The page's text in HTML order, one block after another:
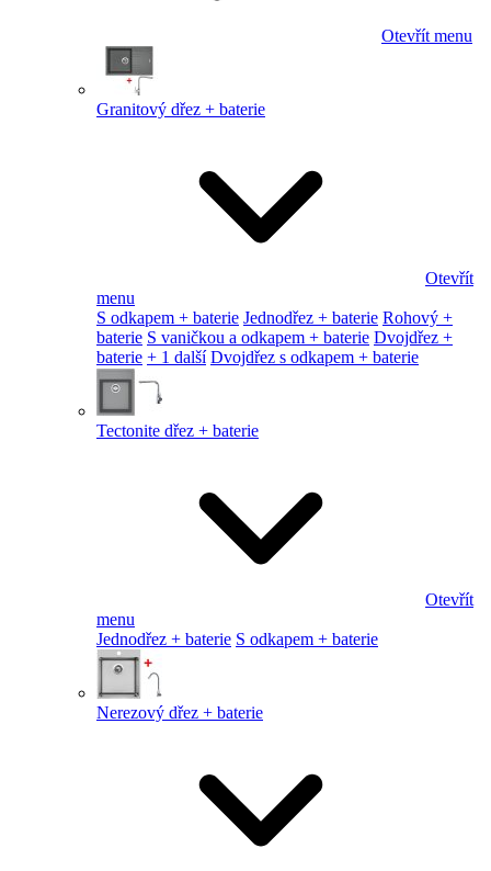
Otevřít menu
Granitový dřez + baterie
Otevřít
menu
S odkapem + baterie Jednodřez + baterie Rohový +
baterie S vaničkou a odkapem + baterie Dvojdřez +
baterie + 1 další Dvojdřez s odkapem + baterie
Tectonite dřez + baterie
Otevřít
menu
Jednodřez + baterie S odkapem + baterie
Nerezový dřez + baterie